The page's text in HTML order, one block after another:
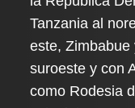
Tanzania al
este, Zimbabue
suroeste y con
como Rodesia